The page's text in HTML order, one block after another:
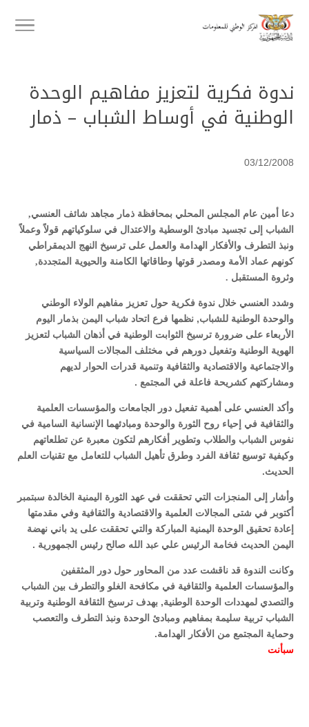
ندوة فكرية لتعزيز مفاهيم الوحدة
الوطنية في أوساط الشباب – ذمار
03/12/2008
دعا أمين عام المجلس المحلي بمحافظة ذمار مجاهد شائف العنسي,
الشباب إلى تجسيد مبادئ الوسطية والاعتدال في سلوكياتهم قولاً وعملاً
ونبذ التطرف والأفكار الهدامة والعمل على ترسيخ النهج الديمقراطي
كونهم عماد الأمة ومصدر قوتها وطاقاتها الكامنة والحيوية المتجددة,
وثروة المستقبل .
وشدد العنسي خلال ندوة فكرية حول تعزيز مفاهيم الولاء الوطني
والوحدة الوطنية للشباب, نظمها فرع اتحاد شباب اليمن بذمار اليوم
الأربعاء على ضرورة ترسيخ الثوابت الوطنية في أذهان الشباب لتعزيز
الهوية الوطنية وتفعيل دورهم في مختلف المجالات السياسية
والاجتماعية والاقتصادية والثقافية وتنمية قدرات الحوار لديهم
ومشاركتهم كشريحة فاعلة في المجتمع .
وأكد العنسي على أهمية تفعيل دور الجامعات والمؤسسات العلمية
والثقافية في إحياء روح الثورة والوحدة ومبادئهما الإنسانية السامية في
نفوس الشباب والطلاب وتطوير أفكارهم لتكون معبرة عن تطلعاتهم
وكيفية توسيع ثقافة الفرد وطرق تأهيل الشباب للتعامل مع تقنيات العلم
الحديث.
وأشار إلى المنجزات التي تحققت في عهد الثورة اليمنية الخالدة سبتمبر
أكتوبر في شتى المجالات العلمية والاقتصادية والثقافية وفي مقدمتها
إعادة تحقيق الوحدة اليمنية المباركة والتي تحققت على يد باني نهضة
اليمن الحديث فخامة الرئيس علي عبد الله صالح رئيس الجمهورية .
وكانت الندوة قد ناقشت عدد من المحاور حول دور المثقفين
والمؤسسات العلمية والثقافية في مكافحة الغلو والتطرف بين الشباب
والتصدي لمهددات الوحدة الوطنية, بهدف ترسيخ الثقافة الوطنية وتربية
الشباب تربية سليمة بمفاهيم ومبادئ الوحدة ونبذ التطرف والتعصب
وحماية المجتمع من الأفكار الهدامة.
سبأنت